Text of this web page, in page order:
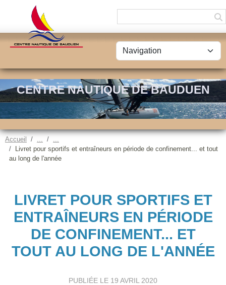
CENTRE NAUTIQUE DE BAUDUEN
Accueil
Livret pour sportifs et entraîneurs en période de confinement... et tout
au long de l'année
LIVRET POUR SPORTIFS ET
ENTRAÎNEURS EN PÉRIODE
DE CONFINEMENT... ET
TOUT AU LONG DE L'ANNÉE
PUBLIÉE LE 19 AVRIL 2020
Panneau de gestion des cookies